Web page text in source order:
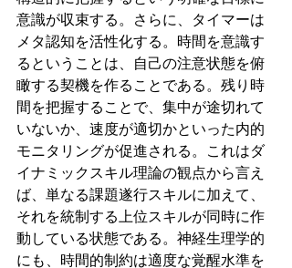
意識が収束する。さらに、タイマーは
メタ認知を活性化する。時間を意識す
るということは、自己の注意状態を俯
瞰する契機を作ることである。残り時
間を把握することで、集中が途切れて
いないか、速度が適切かといった内的
モニタリングが促進される。これはダ
イナミックスキル理論の観点から言え
ば、単なる課題遂行スキルに加えて、
それを統制する上位スキルが同時に作
動している状態である。神経生理学的
にも、時間的制約は適度な覚醒水準を